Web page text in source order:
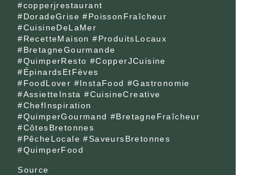
#copperjrestaurant
#DoradeGrise #PoissonFraîcheur
#CuisineDeLaMer
#RecetteMaison #ProduitsLocaux
#BretagneGourmande
#QuimperResto #CopperJCuisine
#ÉpinardsEtFèves
#FoodLover #InstaFood #Gastronomie
#AssietteInsta #CuisineCreative
#ChefInspiration
#QuimperGourmand #BretagneFraîcheur
#CôtesBretonnes
#PêcheLocale #SaveursBretonnes
#QuimperFood
Source